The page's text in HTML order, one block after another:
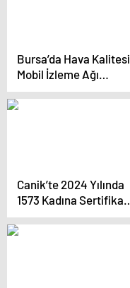
Bursa’da Hava Kalitesi
Mobil İzleme Ağı
Kuruldu
Canik’te 2024 Yılında
1573 Kadına Sertifikalı
Mesleki Eğitim